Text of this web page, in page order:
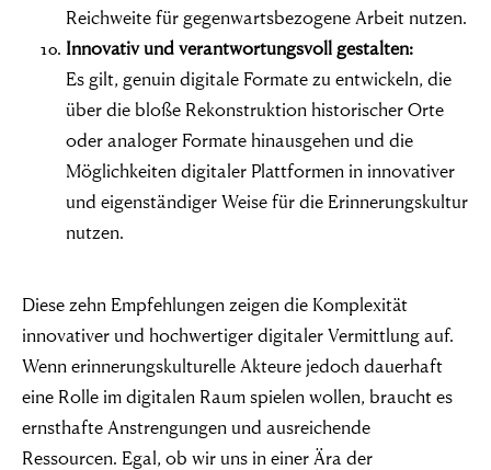
Reichweite für gegenwartsbezogene Arbeit nutzen.
Innovativ und verantwortungsvoll gestalten:
Es gilt, genuin digitale Formate zu entwickeln, die
über die bloße Rekonstruktion historischer Orte
oder analoger Formate hinausgehen und die
Möglichkeiten digitaler Plattformen in innovativer
und eigenständiger Weise für die Erinnerungskultur
nutzen.
Diese zehn Empfehlungen zeigen die Komplexität
innovativer und hochwertiger digitaler Vermittlung auf.
Wenn erinnerungskulturelle Akteure jedoch dauerhaft
eine Rolle im digitalen Raum spielen wollen, braucht es
ernsthafte Anstrengungen und ausreichende
Ressourcen. Egal, ob wir uns in einer Ära der